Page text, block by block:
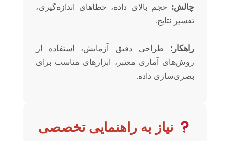
چالش: حجم بالای داده، خطاهای اندازه‌گیری،
تفسیر نتایج.
راهکار: طراحی دقیق آزمایش، استفاده از
روش‌های آماری معتبر، ابزارهای مناسب برای
بصری‌سازی داده.
نیاز به راهنمایی تخصصی